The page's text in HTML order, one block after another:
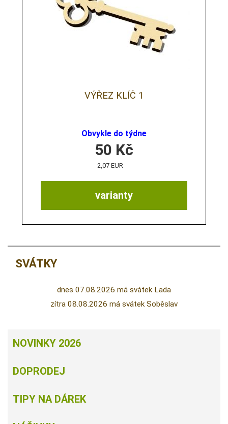
VÝŘEZ KLÍČ 1
Obvykle do týdne
varianty
50 Kč
2,07 EUR
SVÁTKY
dnes 07.08.2026 má svátek Lada
zítra 08.08.2026 má svátek Soběslav
NOVINKY 2026
DOPRODEJ
TIPY NA DÁREK